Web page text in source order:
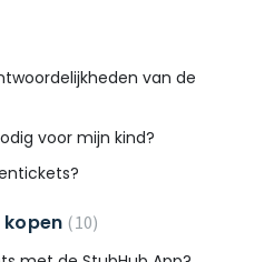
van de
voor mijn kind?
10